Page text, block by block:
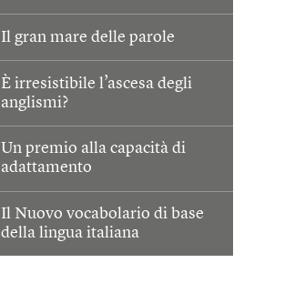
Il gran mare delle parole
È irresistibile l’ascesa degli
anglismi?
Un premio alla capacità di
adattamento
Il Nuovo vocabolario di base
della lingua italiana